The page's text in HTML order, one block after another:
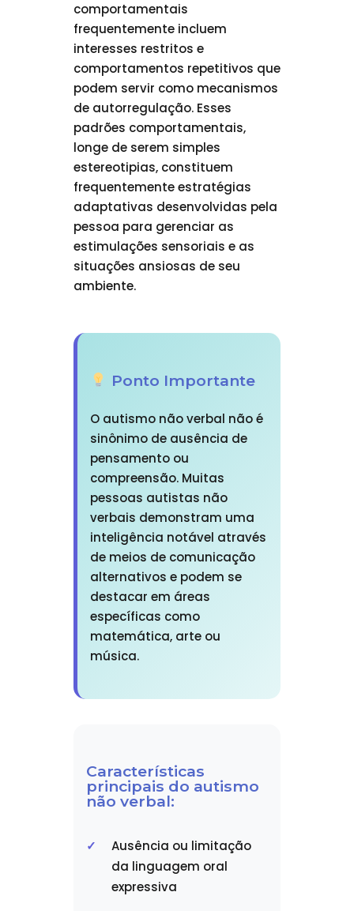
comportamentais
frequentemente incluem
interesses restritos e
comportamentos repetitivos que
podem servir como mecanismos
de autorregulação. Esses
padrões comportamentais,
longe de serem simples
estereotipias, constituem
frequentemente estratégias
adaptativas desenvolvidas pela
pessoa para gerenciar as
estimulações sensoriais e as
situações ansiosas de seu
ambiente.
Ponto Importante
O autismo não verbal não é
sinônimo de ausência de
pensamento ou
compreensão. Muitas
pessoas autistas não
verbais demonstram uma
inteligência notável através
de meios de comunicação
alternativos e podem se
destacar em áreas
específicas como
matemática, arte ou
música.
Características
principais do autismo
não verbal:
Ausência ou limitação
da linguagem oral
expressiva